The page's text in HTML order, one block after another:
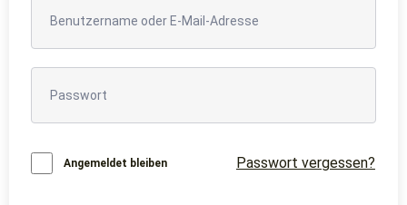
Angemeldet bleiben Passwort vergessen?